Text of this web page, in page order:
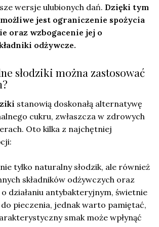
wersje ulubionych dań. Dzięki tym
jest ograniczenie spożycia
oraz wzbogacenie jej o
odżywcze.
słodziki można zastosować
stanowią doskonałą alternatywę
cukru, zwłaszcza w zdrowych
Oto kilka z najchętniej
tylko naturalny słodzik, ale również
składników odżywczych oraz
działaniu antybakteryjnym, świetnie
do pieczenia, jednak warto pamiętać,
smak może wpłynąć